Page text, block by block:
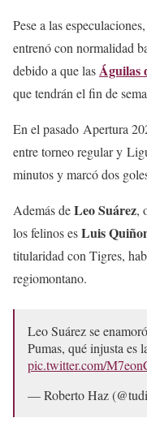
Pese a las
entrenó con normalidad
debido a que lasÁguilas
que tendrán el fin de
En el pasado Apertura
entre torneo regular y
minutos y marcó dos
Además deLeo Suárez,
los felinos esLuis
titularidad con Tigres,
regiomontano.
Leo Suárez se
Pumas, qué injusta
pic.twitter.com/
— Roberto Haz